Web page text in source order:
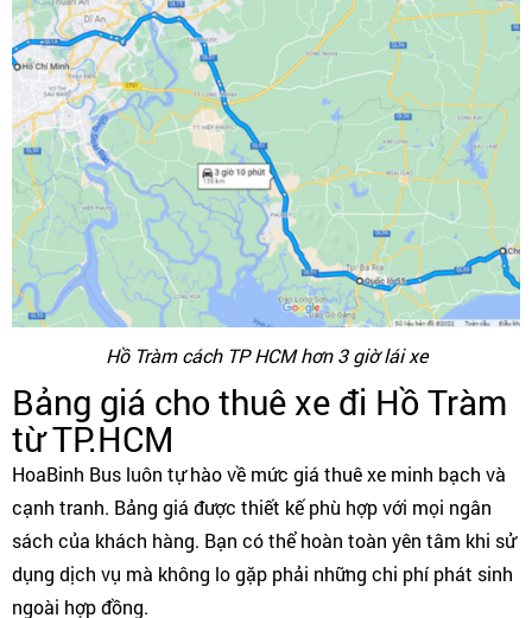
Hồ Tràm cách TP HCM hơn 3 giờ lái xe
Bảng giá cho thuê xe đi Hồ Tràm
từ TP.HCM
HoaBinh Bus luôn tự hào về mức giá thuê xe minh bạch và
cạnh tranh. Bảng giá được thiết kế phù hợp với mọi ngân
sách của khách hàng. Bạn có thể hoàn toàn yên tâm khi sử
dụng dịch vụ mà không lo gặp phải những chi phí phát sinh
ngoài hợp đồng.